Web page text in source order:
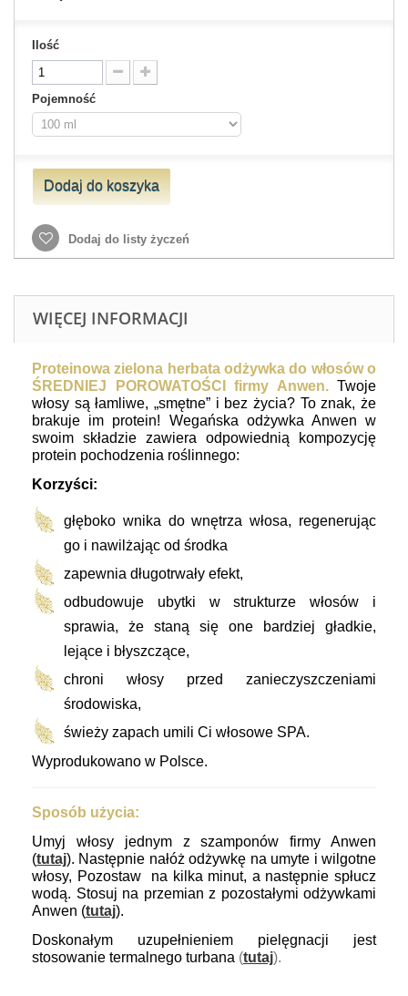
Ilość
Pojemność
Dodaj do koszyka
Dodaj do listy życzeń
WIĘCEJ INFORMACJI
Proteinowa zielona herbata odżywka do włosów o
ŚREDNIEJ POROWATOŚCI firmy Anwen. Twoje
włosy są łamliwe, „smętne” i bez życia? To znak, że
brakuje im protein! Wegańska odżywka Anwen w
swoim składzie zawiera odpowiednią kompozycję
protein pochodzenia roślinnego:
Korzyści:
głęboko wnika do wnętrza włosa, regenerując
go i nawilżając od środka
zapewnia długotrwały efekt,
odbudowuje ubytki w strukturze włosów i
sprawia, że staną się one bardziej gładkie,
lejące i błyszczące,
chroni włosy przed zanieczyszczeniami
środowiska,
świeży zapach umili Ci włosowe SPA.
Wyprodukowano w Polsce.
Sposób użycia:
Umyj włosy jednym z szamponów firmy Anwen
(tutaj). Następnie nałóż odżywkę na umyte i wilgotne
włosy, Pozostaw na kilka minut, a następnie spłucz
wodą. Stosuj na przemian z pozostałymi odżywkami
Anwen (tutaj).
Doskonałym uzupełnieniem pielęgnacji jest
stosowanie termalnego turbana (tutaj).